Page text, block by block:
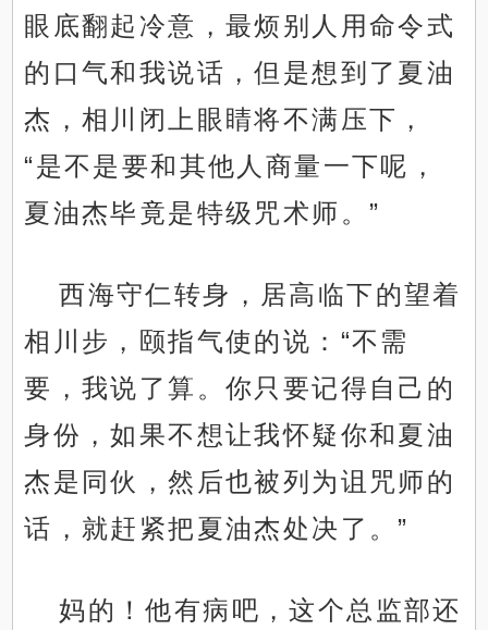
眼底翻起冷意，最烦别人用命令式
的口气和我说话，但是想到了夏油
杰，相川闭上眼睛将不满压下，
“是不是要和其他人商量一下呢，
夏油杰毕竟是特级咒术师。”
西海守仁转身，居高临下的望着
相川步，颐指气使的说：“不需
要，我说了算。你只要记得自己的
身份，如果不想让我怀疑你和夏油
杰是同伙，然后也被列为诅咒师的
话，就赶紧把夏油杰处决了。”
妈的！他有病吧，这个总监部还